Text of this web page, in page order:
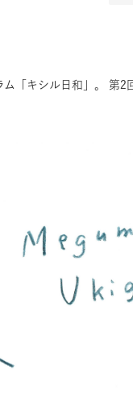
「キシル日和」。 第2